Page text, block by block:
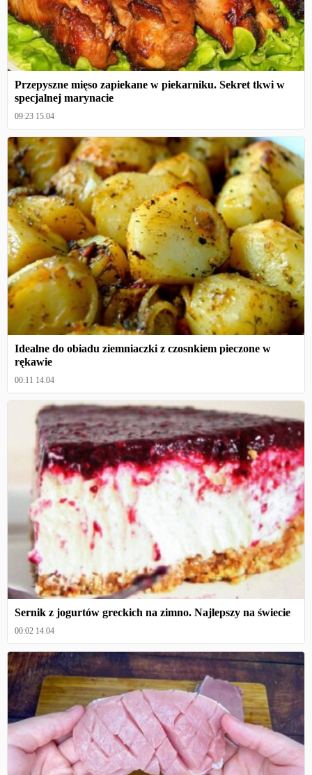
Przepyszne mięso zapiekane w piekarniku. Sekret tkwi w
specjalnej marynacie
09:23 15.04
Idealne do obiadu ziemniaczki z czosnkiem pieczone w
rękawie
00:11 14.04
Sernik z jogurtów greckich na zimno. Najlepszy na świecie
00:02 14.04